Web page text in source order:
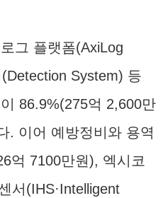
그 플랫폼(AxiLog
System) 등
86.9%(275억 2,600만
. 이어 예방정비와 용역
억 7100만원), 엑시코
서(IHS·Intelligent